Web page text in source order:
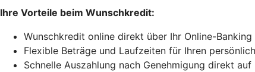
Ihre Vorteile beim Wunschkredit:
Wunschkredit online direkt über Ihr Online-
Flexible Beträge und Laufzeiten für Ihren
Schnelle Auszahlung nach Genehmigung direkt auf